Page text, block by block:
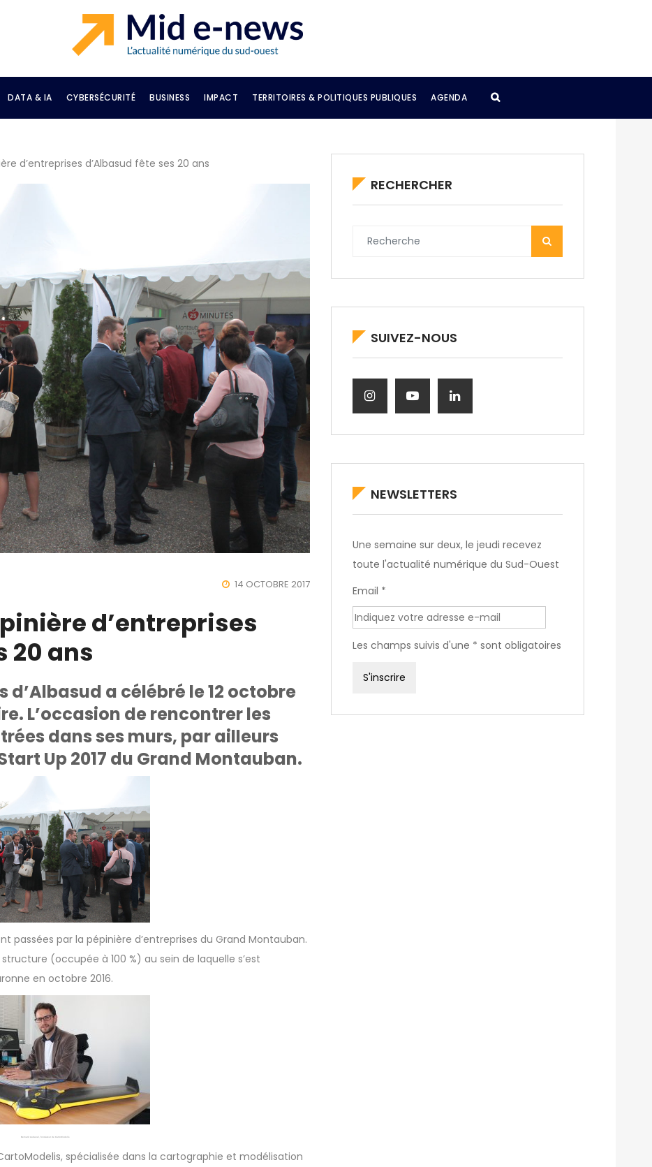
DATA & IA CYBERSÉCURITÉ BUSINESS IMPACT TERRITOIRES & POLITIQUES PUBLIQUES AGENDA
d’entreprises d’Albasud fête ses 20 ans
14 OCTOBRE 2017
d’entreprises
20 ans
d’Albasud a célébré le 12 octobre
L’occasion de rencontrer les
dans ses murs, par ailleurs
Up 2017 du Grand Montauban.
passées par la pépinière d’entreprises du Grand Montauban.
(occupée à 100 %) au sein de laquelle s’est
en octobre 2016.
Bernard Aubanel, fondateur de CartoModelis
, spécialisée dans la cartographie et modélisation
RECHERCHER
SUIVEZ-NOUS
NEWSLETTERS
Une semaine sur deux, le jeudi recevez
toute l'actualité numérique du Sud-Ouest
Email *
Les champs suivis d'une * sont obligatoires